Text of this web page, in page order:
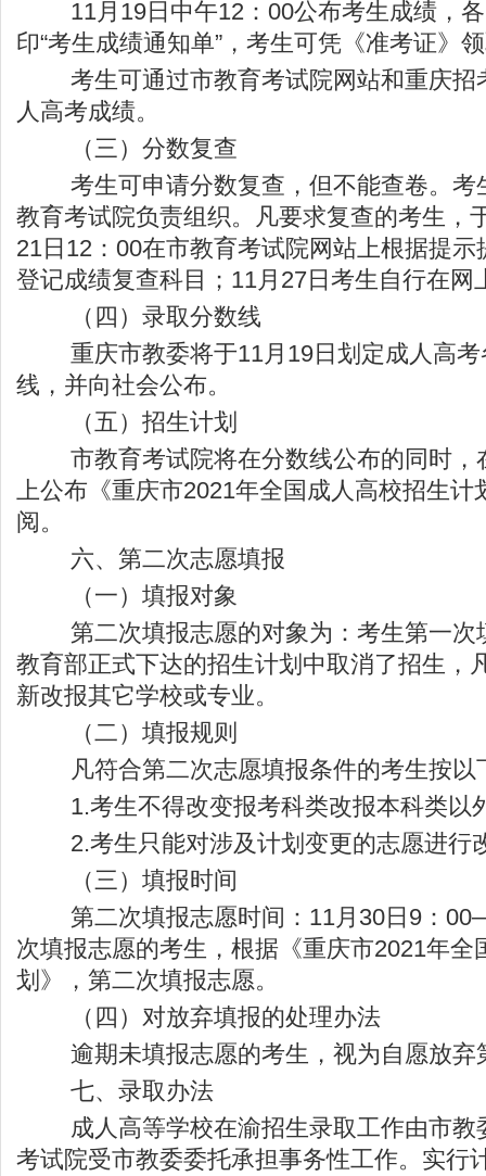
11月19日中午12：00公布考生成绩，各
印“考生成绩通知单”，考生可凭《准考证》
考生可通过市教育考试院网站和重庆招
人高考成绩。
（三）分数复查
考生可申请分数复查，但不能查卷。考
教育考试院负责组织。凡要求复查的考生，
21日12：00在市教育考试院网站上根据提
登记成绩复查科目；11月27日考生自行在网
（四）录取分数线
重庆市教委将于11月19日划定成人高考
线，并向社会公布。
（五）招生计划
市教育考试院将在分数线公布的同时，
上公布《重庆市2021年全国成人高校招生计
阅。
六、第二次志愿填报
（一）填报对象
第二次填报志愿的对象为：考生第一次
教育部正式下达的招生计划中取消了招生，
新改报其它学校或专业。
（二）填报规则
凡符合第二次志愿填报条件的考生按以
1.考生不得改变报考科类改报本科类以
2.考生只能对涉及计划变更的志愿进行
（三）填报时间
第二次填报志愿时间：11月30日9：
次填报志愿的考生，根据《重庆市2021年全
划》，第二次填报志愿。
（四）对放弃填报的处理办法
逾期未填报志愿的考生，视为自愿放弃
七、录取办法
成人高等学校在渝招生录取工作由市教
考试院受市教委委托承担事务性工作。实行